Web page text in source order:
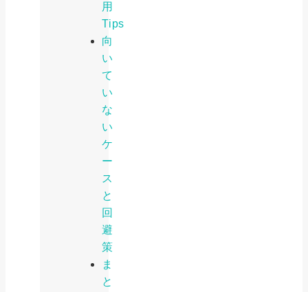
用
Tips
向
い
て
い
な
い
ケ
ー
ス
と
回
避
策
ま
と